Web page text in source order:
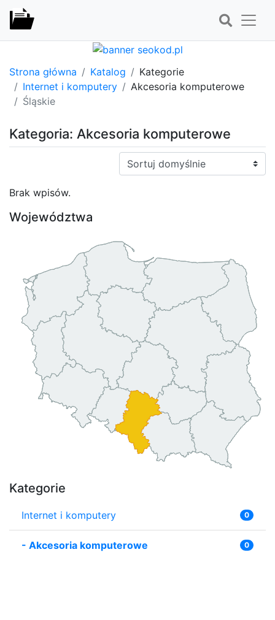
Strona główna Katalog
Kategorie
Internet i komputery
Akcesoria komputerowe
Śląskie
Kategoria: Akcesoria komputerowe
Sortuj:
Brak wpisów.
Województwa
Kategorie
Internet i komputery 0
- Akcesoria komputerowe 0